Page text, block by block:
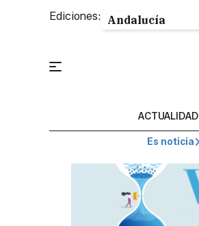
Ediciones:
ACTUALIDAD
Es noticia